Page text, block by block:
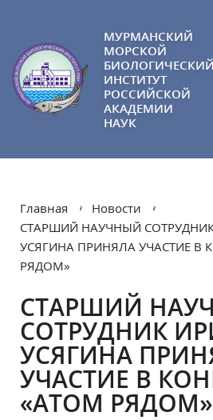
МУРМАНСКИЙ
МОРСКОЙ
БИОЛОГИЧЕСКИЙ
ИНСТИТУТ
РОССИЙСКОЙ
АКАДЕМИИ
НАУК
Главная
Новости
СТАРШИЙ НАУЧНЫЙ
УСЯГИНА ПРИНЯЛА УЧАСТИЕ В
РЯДОМ»
СТАРШИЙ
СОТРУДНИК
УСЯГИНА
УЧАСТИЕ В
«АТОМ РЯДОМ»